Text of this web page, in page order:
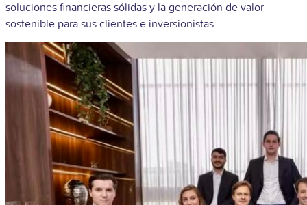
soluciones financieras sólidas y la generación de valor
sostenible para sus clientes e inversionistas.